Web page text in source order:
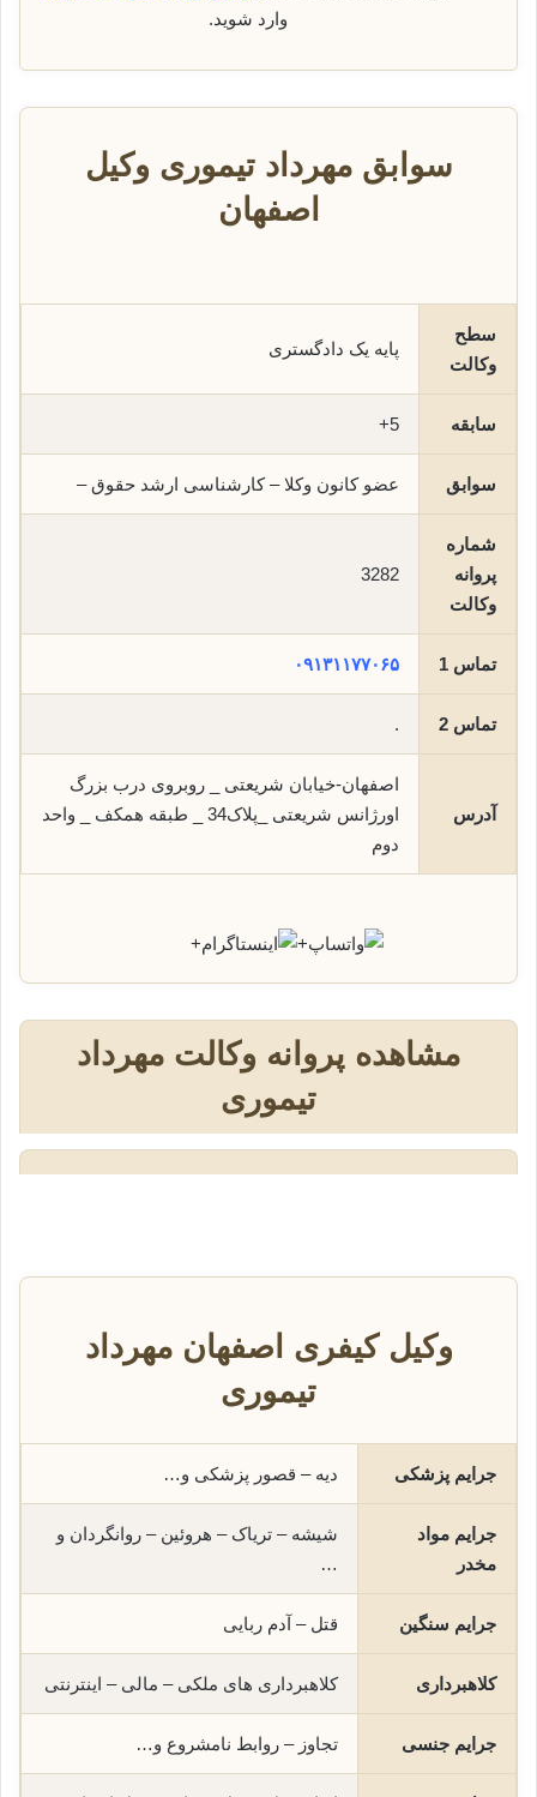
وارد شوید.
سوابق مهرداد تیموری وکیل
اصفهان
سطح
وکالت
پایه یک دادگستری
سابقه 5+
سوابق عضو کانون وکلا – کارشناسی ارشد حقوق –
شماره
پروانه
وکالت
3282
تماس 1 ۰۹۱۳۱۱۷۷۰۶۵
تماس 2 .
آدرس
اصفهان-خیابان شريعتی _ روبروی درب بزرگ
اورژانس شريعتی _پلاک34 _ طبقه همکف _ واحد
دوم
+
+
مشاهده پروانه وکالت مهرداد
تیموری
وکیل کیفری اصفهان مهرداد
تیموری
جرایم پزشکی دیه – قصور پزشکی و…
جرایم مواد
مخدر
شیشه – تریاک – هروئین – روانگردان و
…
جرایم سنگین قتل – آدم ربایی
کلاهبرداری کلاهبرداری های ملکی – مالی – اینترنتی
جرایم جنسی تجاوز – روابط نامشروع و…